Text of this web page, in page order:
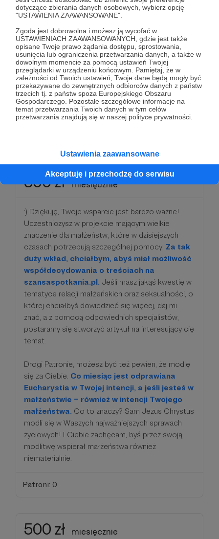
dotyczące zbierania danych osobowych, wybierz opcję
"USTAWIENIA ZAAWANSOWANE".
Zgoda jest dobrowolna i możesz ją wycofać w
USTAWIENIACH ZAAWANSOWANYCH, gdzie jest także
opisane Twoje prawo żądania dostępu, sprostowania,
usunięcia lub ograniczenia przetwarzania danych, a także w
dowolnym momencie za pomocą ustawień Twojej
przeglądarki w urządzeniu końcowym. Pamiętaj, że w
zależności od Twoich ustawień, Twoje dane będą mogły być
przekazywane do zewnętrznych odbiorców danych z państw
trzecich tj. z państw spoza Europejskiego Obszaru
Gospodarczego. Pozostałe szczegółowe informacje na
temat przetwarzania Twoich danych w tym celów
przetwarzania znajdują się w naszej polityce prywatności.
Ustawienia zaawansowane
Akceptuję i przechodzę do serwisu
Drogi Patronie, możesz być też pewien, że modlę
się za Ciebie.Co miesiąc jest odprawiana
Eucharystia w Twojej intencji, a jeśli jesteś w
małżeństwie – również w intencji Twojego
małżeństwa.Co to znaczy? Sam Jezus Chrystus
modli się w Waszych najważniejszych sprawach
życiowych! I Ciebie zachęcam, byś przez swoją
modlitwę wspierał małżeństwa również
niematerialnie.
300 zł miesięcznie
:) Dziękuję, Twoje wsparcie jest bardzo ważne!
Uczestniczysz w projekcie mającym wielkie
znaczenie dla małżeństw, które w dzisiejszych
czasach potrzebują szczególnej pomocy. Za tak
duży wkład, chciałbym, abyś miał możliwość
współdecydowania o treściach na
szansaspotkania.pl. Jeśli masz jakąś kwestię w
tematyce relacji małżeńskich oraz seksualności, o
której chciałbyś dowiedzieć się więcej, daj mi
znać, a z pomocą odpowiednich specjalistów,
postaramy się stworzyć artykuł na interesujący cię
temat.
Drogi Patronie, możesz być też pewien, że modlę
się za Ciebie. Co miesiąc jest odprawiana
Eucharystia w Twojej intencji, a jeśli jesteś w
małżeństwie – również w intencji Twojego
małżeństwa. Co to znaczy? Sam Jezus Chrystus
modli się w Waszych najważniejszych sprawach
życiowych! I Ciebie zachęcam, byś przez swoją
modlitwę wspierał małżeństwa również
niematerialnie.
Patroni: 0
500 zł miesięcznie